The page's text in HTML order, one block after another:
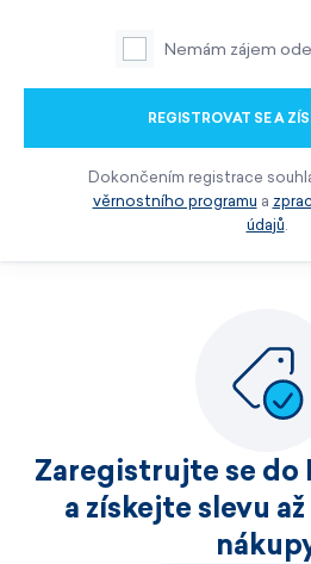
Nemám zájem
REGISTROVAT SE A
Dokončením registrace
věrnostního programu a
údajů.
Zaregistrujte se do
a získejte slevu až